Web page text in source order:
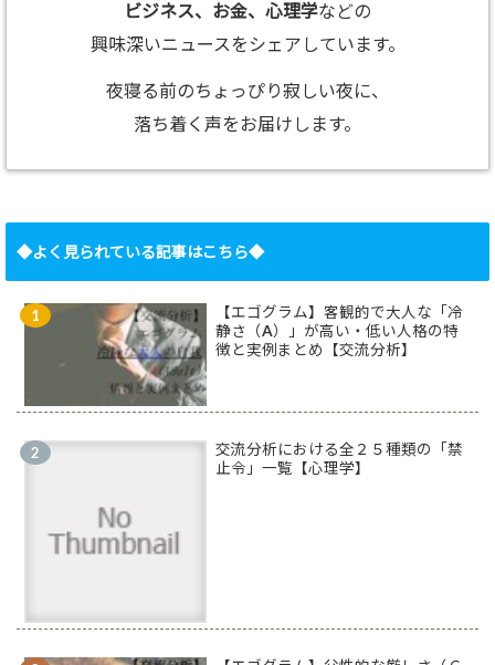
ビジネス、お金、心理学などの
興味深いニュースをシェアしています。
夜寝る前のちょっぴり寂しい夜に、
落ち着く声をお届けします。
◆よく見られている記事はこちら◆
【エゴグラム】客観的で大人な「冷
静さ（A）」が高い・低い人格の特
徴と実例まとめ【交流分析】
交流分析における全２５種類の「禁
止令」一覧【心理学】